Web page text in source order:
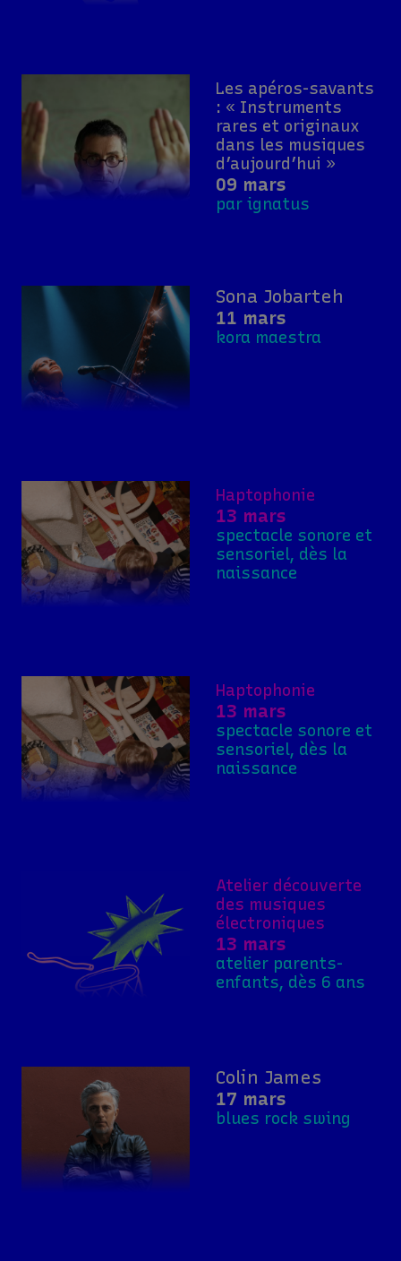
Les apéros-savants
: « Instruments
rares et originaux
dans les musiques
d’aujourd’hui »
09 mars
par ignatus
Sona Jobarteh
11 mars
kora maestra
Haptophonie
13 mars
spectacle sonore et
sensoriel, dès la
naissance
Haptophonie
13 mars
spectacle sonore et
sensoriel, dès la
naissance
Atelier découverte
des musiques
électroniques
13 mars
atelier parents-
enfants, dès 6 ans
Colin James
17 mars
blues rock swing